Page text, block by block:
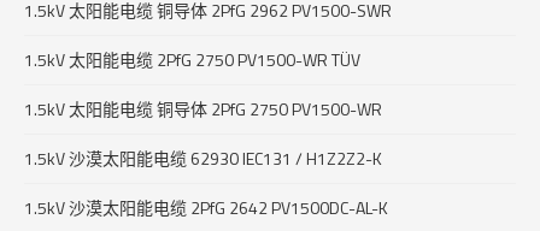
1.5kV 太阳能电缆 铜导体 2PfG 2962 PV1500-SWR
1.5kV 太阳能电缆 2PfG 2750 PV1500-WR TÜV
1.5kV 太阳能电缆 铜导体 2PfG 2750 PV1500-WR
1.5kV 沙漠太阳能电缆 62930 IEC131 / H1Z2Z2-K
1.5kV 沙漠太阳能电缆 2PfG 2642 PV1500DC-AL-K